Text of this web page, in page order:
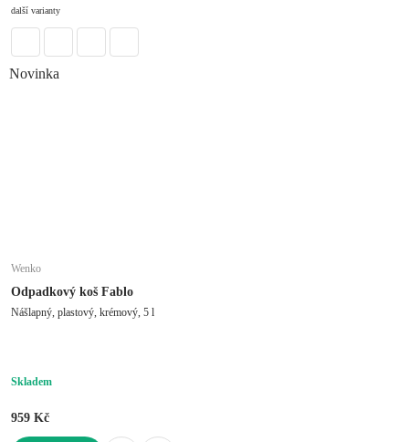
další varianty
Novinka
Wenko
Odpadkový koš Fablo
Nášlapný, plastový, krémový, 5 l
Skladem
959 Kč